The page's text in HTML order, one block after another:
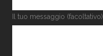
Il tuo messaggio (facoltativo)